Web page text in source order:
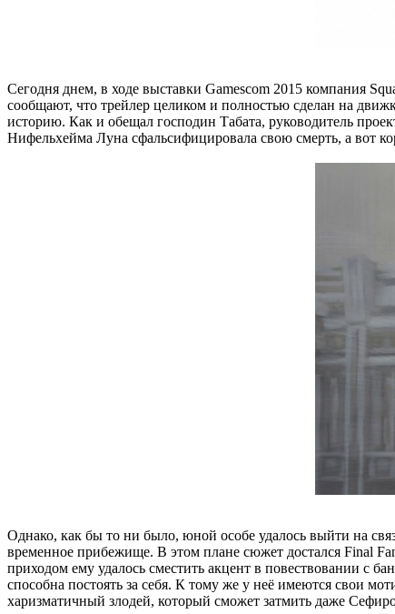
Сегодня днем, в ходе выставки Gamescom 2015 компания
сообщают, что трейлер целиком и полностью сделан на
историю. Как и обещал господин Табата, руководитель
Нифельхейма Луна сфальсифицировала свою смерть, а вот
Однако, как бы то ни было, юной особе удалось выйти на
временное прибежище. В этом плане сюжет достался Final
приходом ему удалось сместить акцент в повествовании с
способна постоять за себя. К тому же у неё имеются свои
харизматичный злодей, который сможет затмить даже